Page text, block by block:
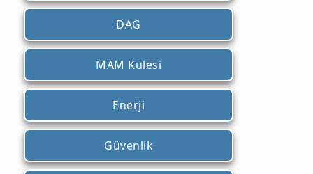
DAG
MAM Kulesi
Enerji
Güvenlik